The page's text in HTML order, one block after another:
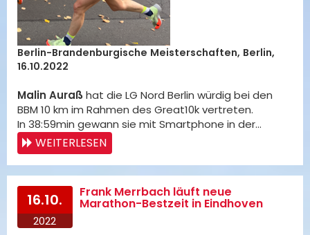
Berlin-Brandenburgische Meisterschaften, Berlin,
16.10.2022
Malin Auraß hat die LG Nord Berlin würdig bei den
BBM 10 km im Rahmen des Great10k vertreten.
In 38:59min gewann sie mit Smartphone in der…
WEITERLESEN
16.10.
2022
Frank Merrbach läuft neue
Marathon-Bestzeit in Eindhoven